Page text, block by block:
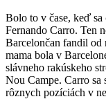
Bolo to v čase, keď sa
Fernando Carro. Ten
Barcelončan fandil od
mama bola v
slávneho rakúskeho
Nou Campe. Carro sa
rôznych pozíciách v